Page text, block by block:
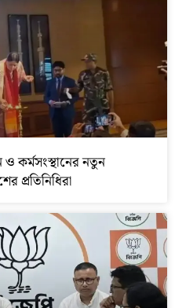
ও কর্মসংস্থানের নতুন
প্রতিনিধিরা